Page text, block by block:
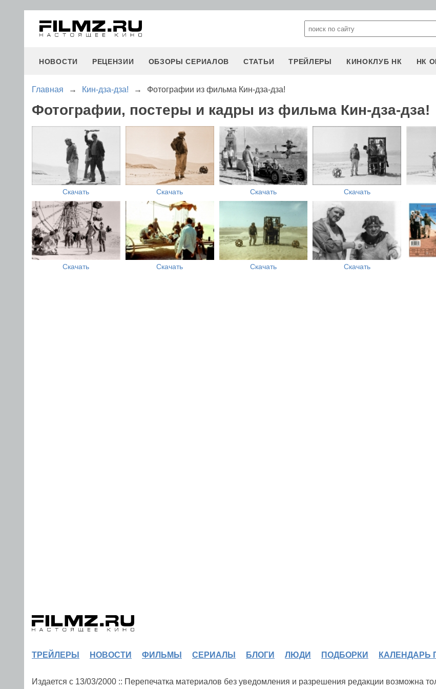
НОВОСТИ РЕЦЕНЗИИ ОБЗОРЫ СЕРИАЛОВ СТАТЬИ ТРЕЙЛЕРЫ КИНОКЛУБ НК НК
Главная → Кин-дза-дза! → Фотографии из фильма Кин-дза-дза!
Фотографии, постеры и кадры из фильма Кин-дза-дза!
Скачать Скачать Скачать Скачать
Скачать Скачать Скачать Скачать
ТРЕЙЛЕРЫ НОВОСТИ ФИЛЬМЫ СЕРИАЛЫ БЛОГИ ЛЮДИ ПОДБОРКИ КАЛЕНДАРЬ
Издается с 13/03/2000 :: Перепечатка материалов без уведомления и разрешения редакции возможна